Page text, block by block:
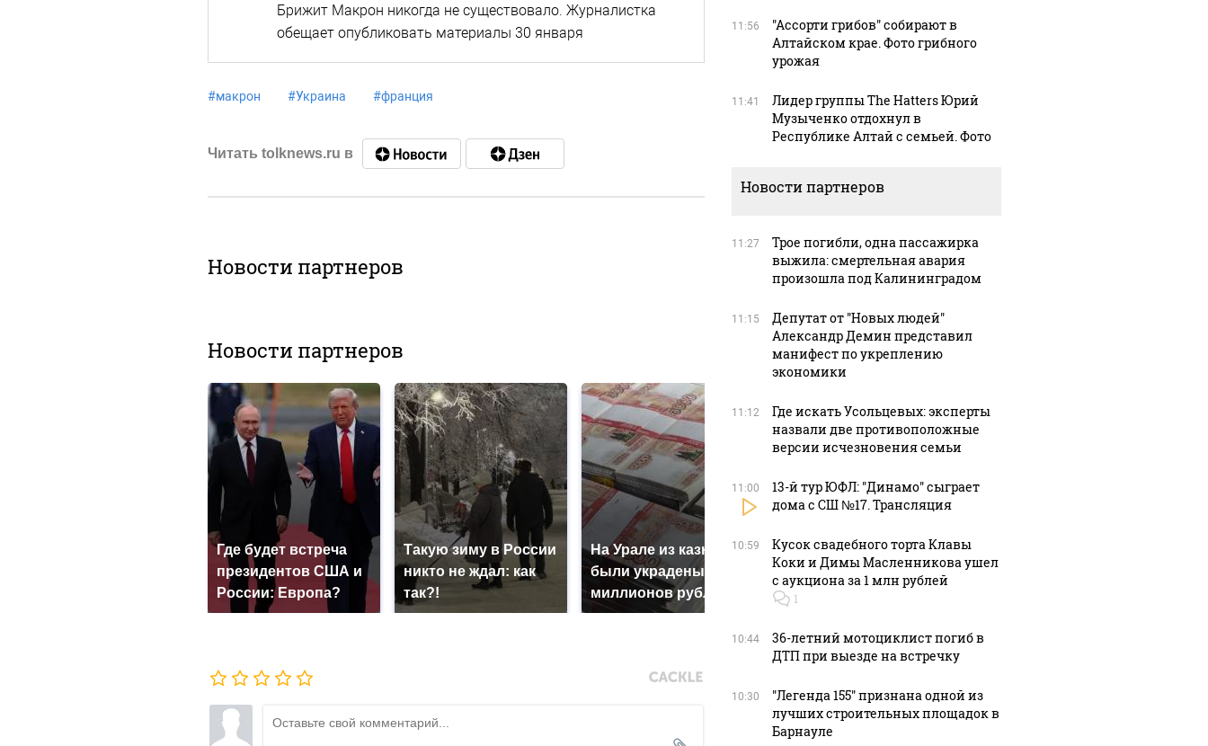
Брижит Макрон никогда не существовало. Журналистка
обещает опубликовать материалы 30 января
#макрон #Украина #франция
Читать tolknews.ru в
Новости партнеров
Новости партнеров
Где будет встреча
президентов США и
России: Европа?
Такую зиму в России
никто не ждал: как
так?!
На Урале из казны
были украдены 18
миллионов рублей
Как выглядит место
крушение вертолета на
Кавказе: смотреть
Не ешьте эту
готовую еду из
11:56
"Ассорти грибов" собирают в
Алтайском крае. Фото грибного
урожая
11:41
Лидер группы The Hatters Юрий
Музыченко отдохнул в
Республике Алтай с семьей. Фото
Новости партнеров
11:27
Трое погибли, одна пассажирка
выжила: смертельная авария
произошла под Калининградом
11:15
Депутат от "Новых людей"
Александр Демин представил
манифест по укреплению
экономики
11:12
Где искать Усольцевых: эксперты
назвали две противоположные
версии исчезновения семьи
11:00
13-й тур ЮФЛ: "Динамо" сыграет
дома с СШ №17. Трансляция
10:59
Кусок свадебного торта Клавы
Коки и Димы Масленникова ушел
с аукциона за 1 млн рублей
1
10:44
36-летний мотоциклист погиб в
ДТП при выезде на встречку
10:30
"Легенда 155" признана одной из
лучших строительных площадок в
Барнауле